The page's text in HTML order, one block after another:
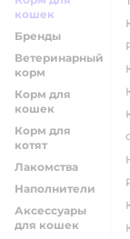
кошек
Бренды
Ветеринарный
корм
Корм для
кошек
Корм для
котят
Лакомства
Наполнители
Аксессуары
для кошек